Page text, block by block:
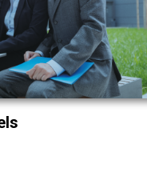
Finance d’entreprise
Ressources humaines
Transformation Digitale
Certificats Pro